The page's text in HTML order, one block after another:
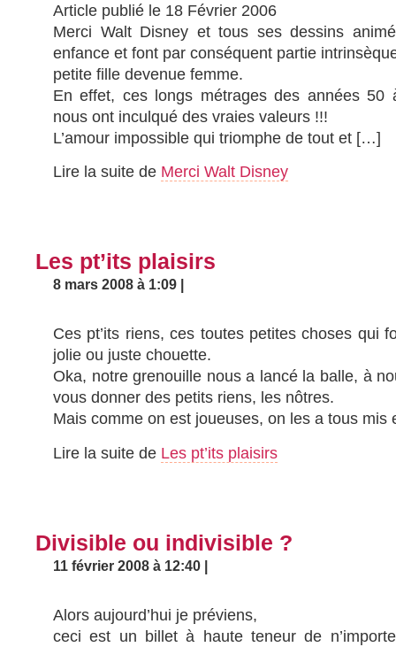
Article publié le 18 Février 2006
Merci Walt Disney et tous ses dessins
enfance et font par conséquent partie
petite fille devenue femme.
En effet, ces longs métrages des années 50
nous ont inculqué des vraies valeurs !!!
L’amour impossible qui triomphe de tout et […]
Lire la suite de Merci Walt Disney
Les pt’its plaisirs
8 mars 2008 à 1:09 |
Ces pt’its riens, ces toutes petites choses qui
jolie ou juste chouette.
Oka, notre grenouille nous a lancé la balle, à
vous donner des petits riens, les nôtres.
Mais comme on est joueuses, on les a tous
Lire la suite de Les pt’its plaisirs
Divisible ou indivisible ?
11 février 2008 à 12:40 |
Alors aujourd’hui je préviens,
ceci est un billet à haute teneur de